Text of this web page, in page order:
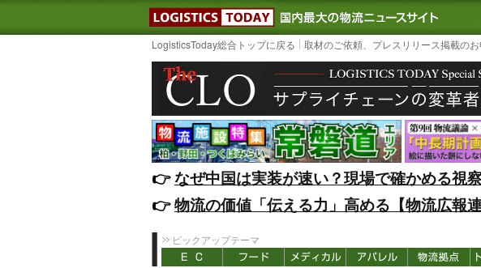
LOGISTICS TODAY｜国内最大の
LogisticsToday総合トップに戻る 取材のご依頼、プレスリリース掲載の
👉️なぜ中国は実装が速い？現場で確かめる視
👉️物流の価値「伝える力」高める【物流広報
ピックアップテーマ